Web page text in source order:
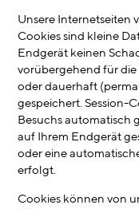
Unsere Internetseiten
Cookies sind kleine
Endgerät keinen
vorübergehend für die
oder dauerhaft
gespeichert. Session-
Besuchs automatisch
auf Ihrem Endgerät
oder eine
erfolgt.
Cookies können von